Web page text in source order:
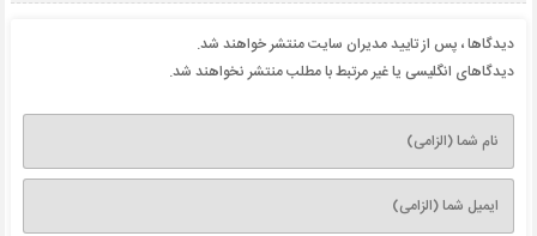
دیدگاها ، پس از تایید مدیران سایت منتشر خواهند شد.
دیدگاهای انگلیسی یا غیر مرتبط با مطلب منتشر نخواهند شد.